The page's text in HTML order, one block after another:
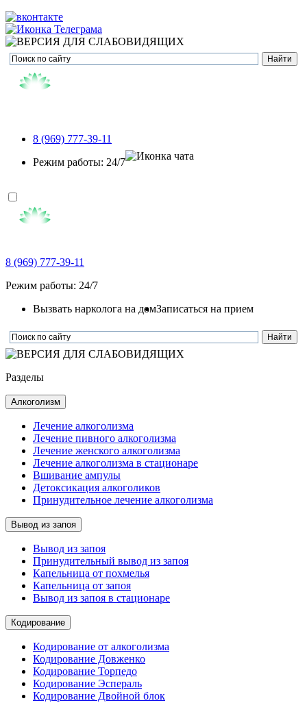
8 (969) 777-39-11
Режим работы: 24/7
8 (969) 777-39-11
Режим работы: 24/7
Вызвать нарколога на домЗаписаться на прием
Разделы
Алкоголизм
Лечение алкоголизма
Лечение пивного алкоголизма
Лечение женского алкоголизма
Лечение алкоголизма в стационаре
Вшивание ампулы
Детоксикация алкоголиков
Принудительное лечение алкоголизма
Вывод из запоя
Вывод из запоя
Принудительный вывод из запоя
Капельница от похмелья
Капельница от запоя
Вывод из запоя в стационаре
Кодирование
Кодирование от алкоголизма
Кодирование Довженко
Кодирование Торпедо
Кодирование Эспераль
Кодирование Двойной блок